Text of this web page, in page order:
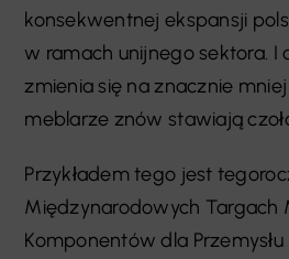
konsekwentnej ekspansji
w ramach unijnego sektora. I
zmienia się na znacznie
meblarze znów stawiają
Przykładem tego jest
Międzynarodowych Targach
Komponentów dla